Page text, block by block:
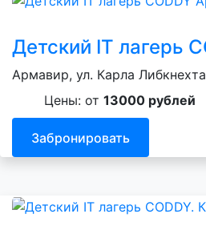
Детский IT лагерь
Армавир, ул. Карла
Цены: от 13000 рублей
Забронировать